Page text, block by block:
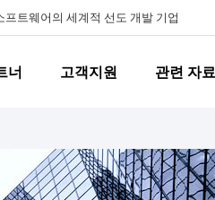
프트웨어의 세계적 선도 개발 기업
너 고객지원 관련 자료